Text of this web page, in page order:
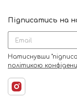
Підписатись на
Натиснувши
політикою